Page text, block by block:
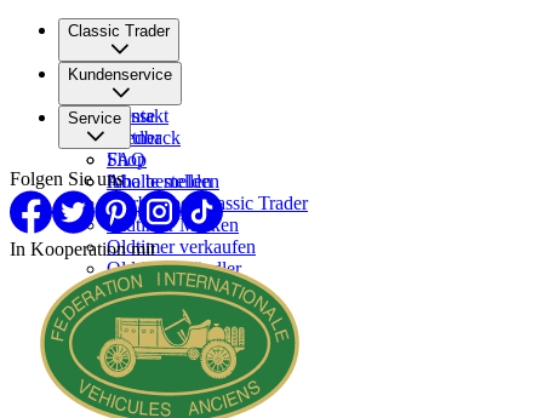
Classic Trader
Über uns
Karriere
Presse
Partner
Kundenservice
Kontakt
Feedback
FAQ
Inhalte melden
Service
Shop
Abo bestellen
Werben bei Classic Trader
Oldtimer Marken
Oldtimer verkaufen
Oldtimer Händler
Folgen Sie uns
In Kooperation mit